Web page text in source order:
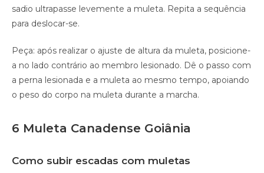
sadio ultrapasse levemente a muleta. Repita a sequência
para deslocar-se.
Peça: após realizar o ajuste de altura da muleta, posicione-
a no lado contrário ao membro lesionado. Dê o passo com
a perna lesionada e a muleta ao mesmo tempo, apoiando
o peso do corpo na muleta durante a marcha.
6 Muleta Canadense Goiânia
Como subir escadas com muletas